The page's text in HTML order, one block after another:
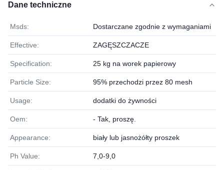
Dane techniczne
Msds: Dostarczane zgodnie z wymaganiami
Effective: ZAGĘSZCZACZE
Specification: 25 kg na worek papierowy
Particle Size: 95% przechodzi przez 80 mesh
Usage: dodatki do żywności
Oem: - Tak, proszę.
Appearance: biały lub jasnożółty proszek
Ph Value: 7,0-9,0